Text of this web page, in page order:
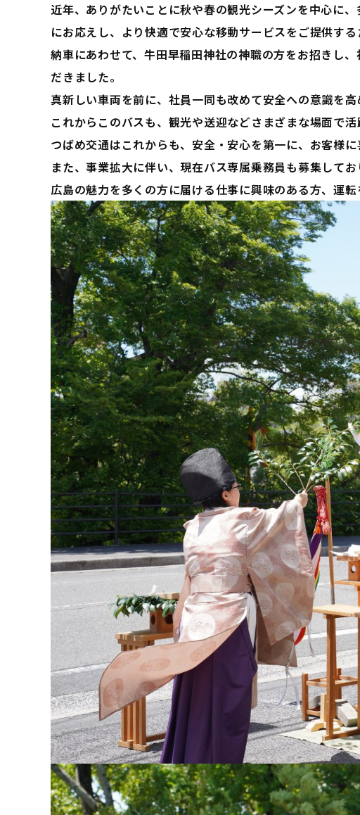
近年、ありがたいことに秋や春の観光シーズンを中心に
にお応えし、より快適で安心な移動サービスをご提供する
納車にあわせて、 牛田早稲田神社の神職の方をお招きし
だきました。
真新しい車両を前に、社員一同も改めて安全への意識を高
これからこのバスも、観光や送迎などさまざまな場面で活
つばめ交通はこれからも、安全・安心を第一に、お客様
また、事業拡大に伴い、現在バス専属乗務員も募集してお
広島の魅力を多くの方に届ける仕事に興味のある方、運